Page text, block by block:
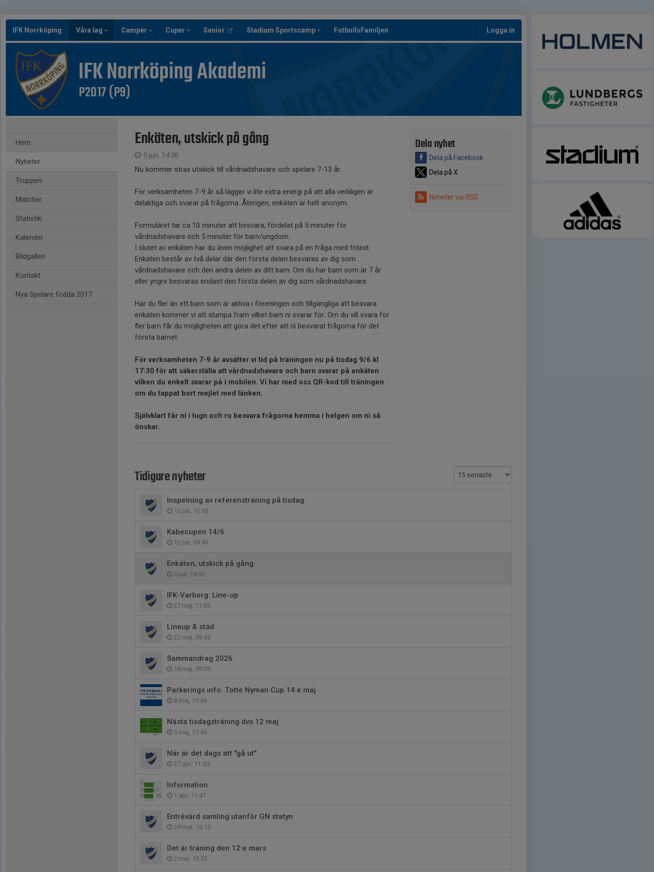
IFK Norrköping Våra lag Camper Cuper Senior Stadium Sportscamp FotbollsFamiljen Logga in
IFK Norrköping Akademi
P2017 (P9)
Hem
Nyheter
Truppen
Matcher
Statistik
Kalender
Bildgalleri
Kontakt
Nya Spelare födda 2017
Dela nyhet
Dela på Facebook
Dela på X
Nyheter via RSS
Enkäten, utskick på gång
5 jun, 14:36
Nu kommer strax utskick till vårdnadshavare och spelare 7-13 år.
För verksamheten 7-9 år så lägger vi lite extra energi på att alla verkligen är
delaktiga och svarar på frågorna. Återigen, enkäten är helt anonym.
Formuläret tar ca 10 minuter att besvara, fördelat på 5 minuter för
vårdnadshavare och 5 minuter för barn/ungdom.
I slutet av enkäten har du även möjlighet att svara på en fråga med fritext.
Enkäten består av två delar där den första delen besvaras av dig som
vårdnadshavare och den andra delen av ditt barn. Om du har barn som är 7 år
eller yngre besvaras endast den första delen av dig som vårdnadshavare.
Har du fler än ett barn som är aktiva i föreningen och tillgängliga att besvara
enkäten kommer vi att slumpa fram vilket barn ni svarar för. Om du vill svara för
fler barn får du möjligheten att göra det efter att ni besvarat frågorna för det
första barnet.
För verksamheten 7-9 år avsätter vi tid på träningen nu på tisdag 9/6 kl
17:30 för att säkerställa att vårdnadshavare och barn svarar på enkäten
vilken du enkelt svarar på i mobilen. Vi har med oss QR-kod till träningen
om du tappat bort mejlet med länken.
Självklart får ni i lugn och ro besvara frågorna hemma i helgen om ni så
önskar.
Tidigare nyheter
Inspelning av referensträning på tisdag.
12 jun, 12:33
Kabecupen 14/6
12 jun, 09:49
Enkäten, utskick på gång
5 jun, 14:36
IFK-Varberg: Line-up
27 maj, 11:05
Lineup & städ
22 maj, 09:45
Sammandrag 2026
18 maj, 09:09
Parkerings info: Totte Nyman Cup 14:e maj
8 maj, 15:36
Nästa tisdagsträning dvs 12 maj
5 maj, 17:45
När är det dags att "gå ut"
27 apr, 11:50
Information
1 apr, 11:47
Entrévärd samling utanför GN statyn
29 mar, 16:12
Det är träning den 12:e mars
2 mar, 13:33